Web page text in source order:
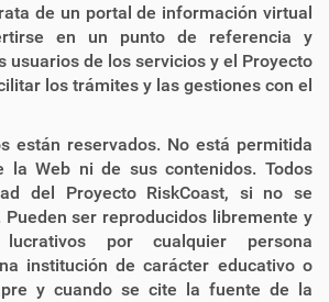
de un portal de información virtual
en un punto de referencia y
usuarios de los servicios y el Proyecto
los trámites y las gestiones con el
están reservados. No está permitida
la Web ni de sus contenidos. Todos
del Proyecto RiskCoast, si no se
ser reproducidos libremente y
por cualquier persona
institución de carácter educativo o
y cuando se cite la fuente de la